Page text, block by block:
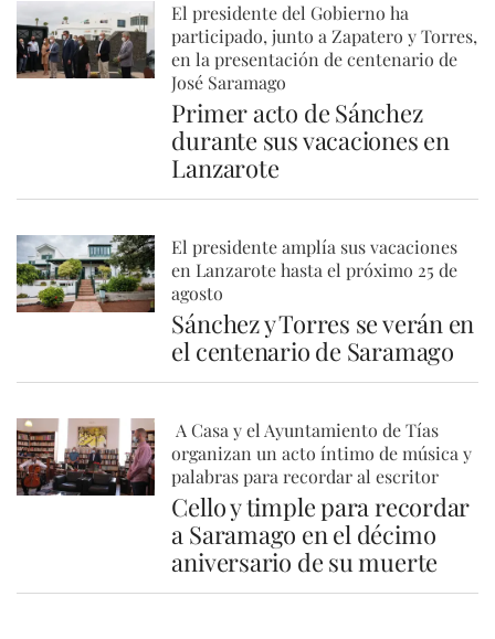
El presidente del Gobierno ha
participado, junto a Zapatero y Torres,
en la presentación de centenario de
José Saramago
Primer acto de Sánchez
durante sus vacaciones en
Lanzarote
El presidente amplía sus vacaciones
en Lanzarote hasta el próximo 25 de
agosto
Sánchez y Torres se verán en
el centenario de Saramago
A Casa y el Ayuntamiento de Tías
organizan un acto íntimo de música y
palabras para recordar al escritor
Cello y timple para recordar
a Saramago en el décimo
aniversario de su muerte